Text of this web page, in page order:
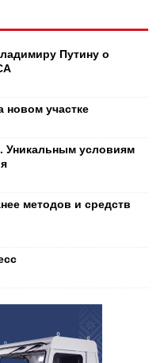
Путину о
новом участке
Уникальным условиям
методов и средств